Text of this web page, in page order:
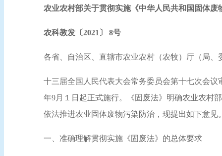
农业农村部关于贯彻实施《中华人民共和国固体废
农科教发〔2021〕 8号
各省、自治区、直辖市农业农村（农牧）厅（局
十三届全国人民代表大会常务委员会第十七次会
年9月１日起正式施行。《固废法》明确农业农村
依法推进农业固体废物污染防治，现提出如下意见
一、准确理解贯彻实施《固废法》的总体要求